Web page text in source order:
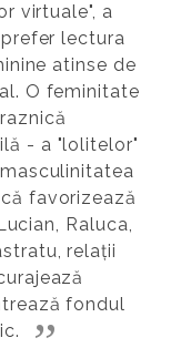
virtuale", a
lectura
atinse de
O feminitate
- a "lolitelor"
favorizează
Raluca,
relații
fondul